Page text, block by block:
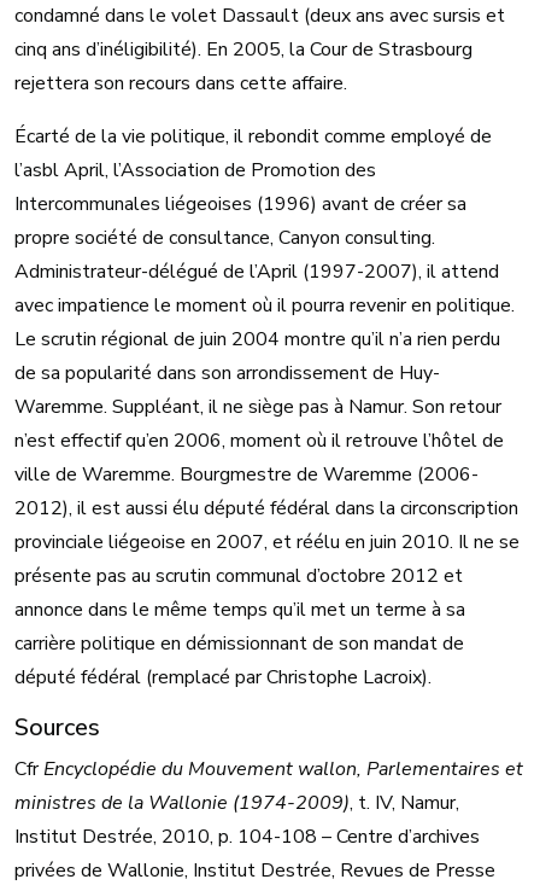
condamné dans le volet Dassault (deux ans avec sursis et
cinq ans d’inéligibilité). En 2005, la Cour de Strasbourg
rejettera son recours dans cette affaire.
Écarté de la vie politique, il rebondit comme employé de
l’asbl April, l’Association de Promotion des
Intercommunales liégeoises (1996) avant de créer sa
propre société de consultance, Canyon consulting.
Administrateur-délégué de l’April (1997-2007), il attend
avec impatience le moment où il pourra revenir en politique.
Le scrutin régional de juin 2004 montre qu’il n’a rien perdu
de sa popularité dans son arrondissement de Huy-
Waremme. Suppléant, il ne siège pas à Namur. Son retour
n’est effectif qu’en 2006, moment où il retrouve l’hôtel de
ville de Waremme. Bourgmestre de Waremme (2006-
2012), il est aussi élu député fédéral dans la circonscription
provinciale liégeoise en 2007, et réélu en juin 2010. Il ne se
présente pas au scrutin communal d’octobre 2012 et
annonce dans le même temps qu’il met un terme à sa
carrière politique en démissionnant de son mandat de
député fédéral (remplacé par Christophe Lacroix).
Sources
CfrEncyclopédie du Mouvement wallon, Parlementaires et
ministres de la Wallonie (1974-2009), t. IV, Namur,
Institut Destrée, 2010, p. 104-108 – Centre d’archives
privées de Wallonie, Institut Destrée, Revues de Presse